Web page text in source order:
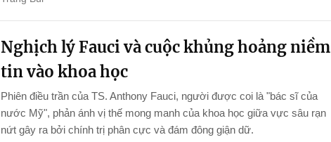
Nghịch lý Fauci và cuộc khủng hoảng niềm
tin vào khoa học
Phiên điều trần của TS. Anthony Fauci, người được coi là "bác sĩ của
nước Mỹ", phản ánh vị thế mong manh của khoa học giữa vực sâu rạn
nứt gây ra bởi chính trị phân cực và đám đông giận dữ.